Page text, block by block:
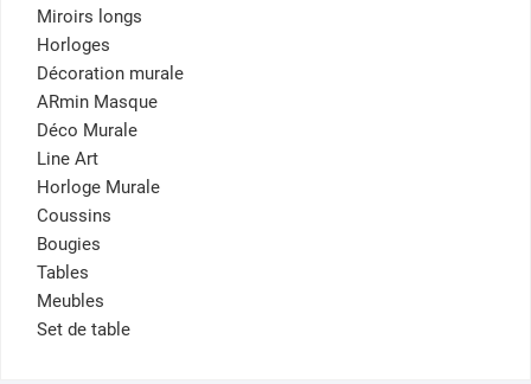
Miroirs longs
Horloges
Décoration murale
ARmin Masque
Déco Murale
Line Art
Horloge Murale
Coussins
Bougies
Tables
Meubles
Set de table